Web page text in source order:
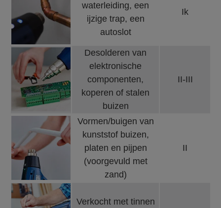
waterleiding, een
ijzige trap, een
autoslot
Ik
Desolderen van
elektronische
componenten,
koperen of stalen
buizen
II-III
Vormen/buigen van
kunststof buizen,
platen en pijpen
(voorgevuld met
zand)
II
Verkocht met tinnen